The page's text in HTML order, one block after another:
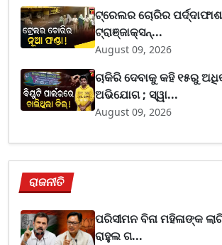
ଟ୍ରେଲର ଚୋରିର
ଟ୍ରାଞ୍ଜାକ୍ସନ୍...
August 09, 2026
ଚାକିରି ଦେବାକୁ କହି ୧୫ରୁ
ଅଭିଯୋଗ ; ସ୍ୱା...
August 09, 2026
ରାଜନୀତି
ପରିସୀମନ ବିନା ମହିଳାଙ୍କ
ରାହୁଲ ଗ...